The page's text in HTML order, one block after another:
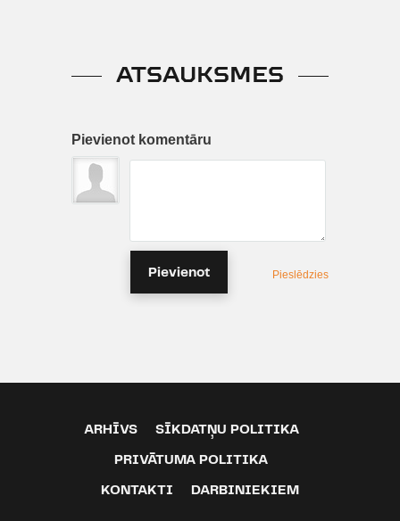
ATSAUKSMES
Pievienot komentāru
Pievienot Pieslēdzies
ARHĪVS SĪKDATŅU POLITIKA
PRIVĀTUMA POLITIKA
KONTAKTI DARBINIEKIEM